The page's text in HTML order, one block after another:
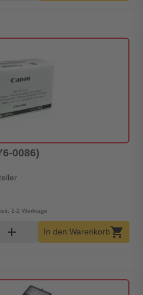
0086)
1-2 Werktage
Menge
add In den Warenkorbshopping_cart